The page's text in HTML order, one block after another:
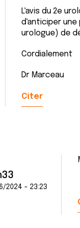
L'avis du 2e
d'anticiper une
urologue) de
Cordialement
Dr Marceau
Citer
2024 - 23:23